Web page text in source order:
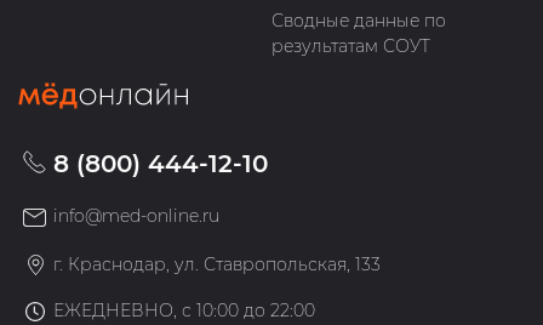
Сводные данные по
результатам СОУТ
8 (800) 444-12-10
info@med-online.ru
г. Краснодар, ул. Ставропольская, 133
ЕЖЕДНЕВНО, с 10:00 до 22:00